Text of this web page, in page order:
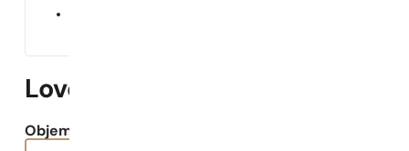
Love Story
Objem: